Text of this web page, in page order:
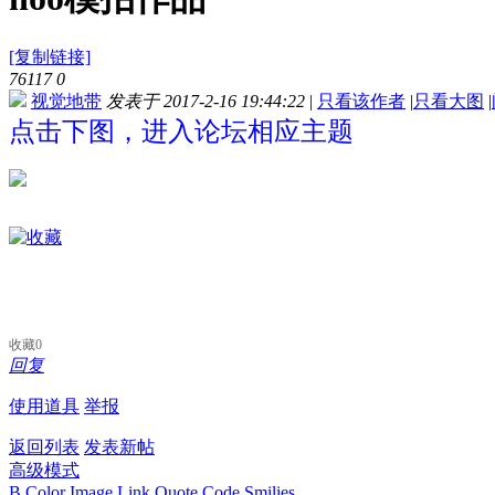
[复制链接]
76117 0
视觉地带 发表于 2017-2-16 19:44:22 | 只看该作者 |只看大图 |
点击下图，进入论坛相应主题
收藏0
回复
使用道具 举报
返回列表 发表新帖
高级模式